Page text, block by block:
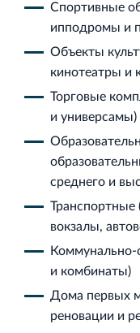
Кингисеппе
Кингисепп
Спортивные
ипподромы и
Объекты
кинотеатры и
Торговые
и универсамы)
среднего и
Транспортные
вокзалы,
и комбинаты)
Дома первых
реновации и